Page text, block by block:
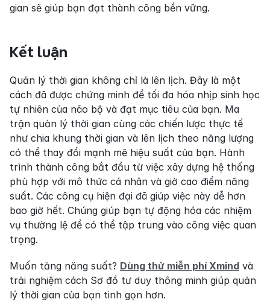
gian sẽ giúp bạn đạt thành công bền vững.
Kết luận
Quản lý thời gian không chỉ là lên lịch. Đây là một
cách đã được chứng minh để tối đa hóa nhịp sinh học
tự nhiên của não bộ và đạt mục tiêu của bạn. Ma
trận quản lý thời gian cùng các chiến lược thực tế
như chia khung thời gian và lên lịch theo năng lượng
có thể thay đổi mạnh mẽ hiệu suất của bạn. Hành
trình thành công bắt đầu từ việc xây dựng hệ thống
phù hợp với mô thức cá nhân và giờ cao điểm năng
suất. Các công cụ hiện đại đã giúp việc này dễ hơn
bao giờ hết. Chúng giúp bạn tự động hóa các nhiệm
vụ thường lệ để có thể tập trung vào công việc quan
trọng.
Muốn tăng năng suất? Dùng thử miễn phí Xmind và
trải nghiệm cách Sơ đồ tư duy thông minh giúp quản
lý thời gian của bạn tinh gọn hơn.